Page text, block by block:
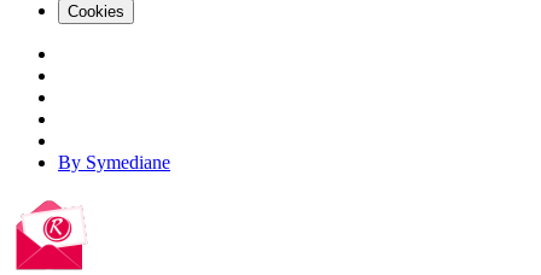
Cookies
By Symediane